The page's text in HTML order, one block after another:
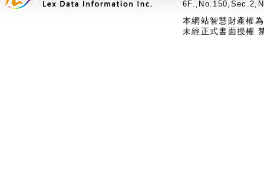
本網站智慧財產權
未經正式書面授權